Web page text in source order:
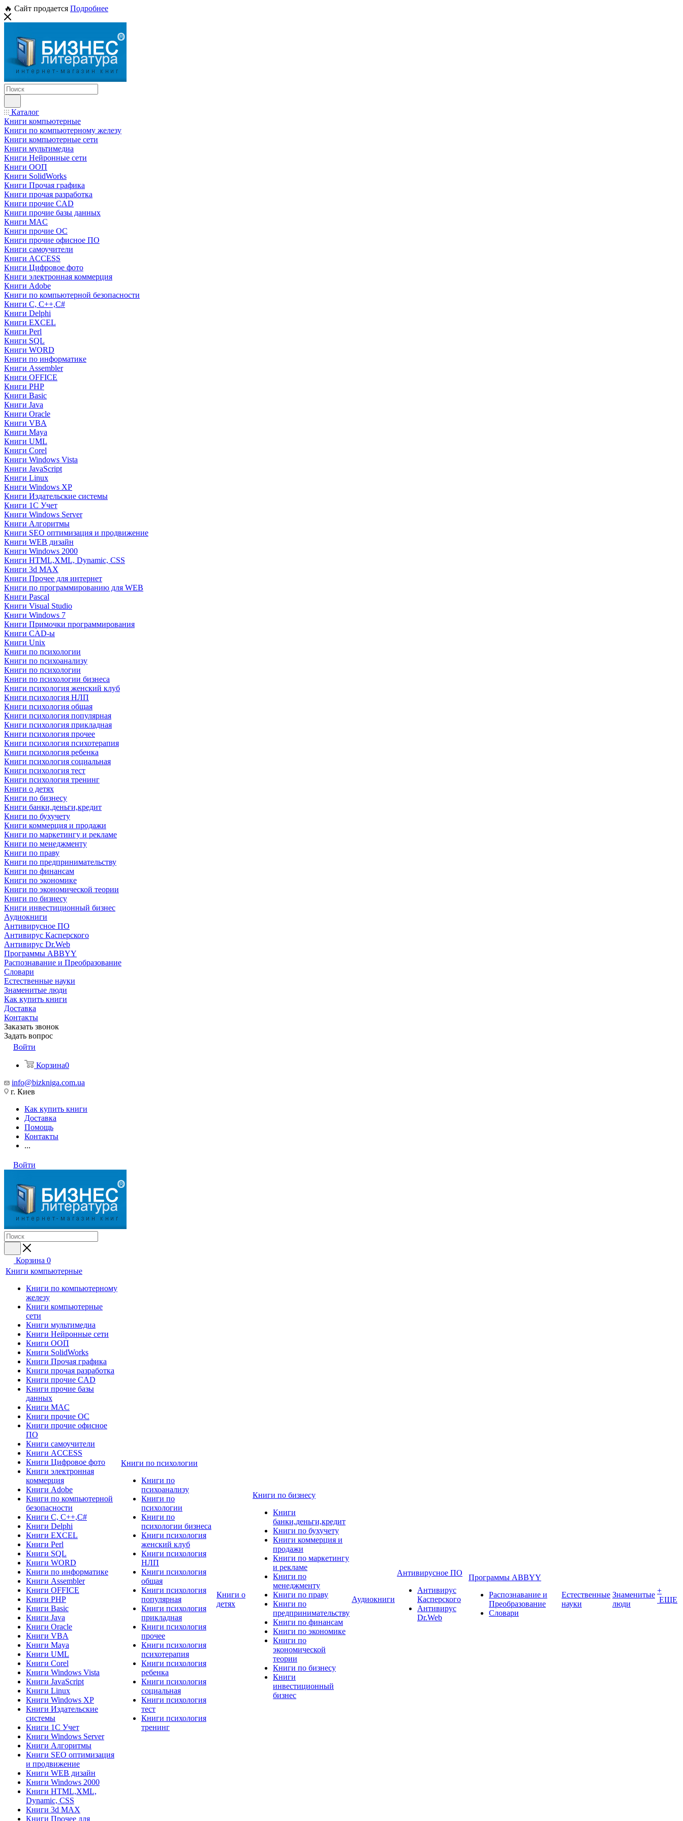
🔥 Сайт продается Подробнее
Каталог
Книги компьютерные
Книги по компьютерному железу
Книги компьютерные сети
Книги мультимедиа
Книги Нейронные сети
Книги ООП
Книги SolidWorks
Книги Прочая графика
Книги прочая разработка
Книги прочие CAD
Книги прочие базы данных
Книги MAC
Книги прочие ОС
Книги прочие офисное ПО
Книги самоучители
Книги ACCESS
Книги Цифровое фото
Книги электронная коммерция
Книги Adobe
Книги по компьютерной безопасности
Книги C, C++,С#
Книги Delphi
Книги EXCEL
Книги Perl
Книги SQL
Книги WORD
Книги по информатике
Книги Assembler
Книги OFFICE
Книги PHP
Книги Basic
Книги Java
Книги Oracle
Книги VBA
Книги Maya
Книги UML
Книги Corel
Книги Windows Vista
Книги JavaScript
Книги Linux
Книги Windows XP
Книги Издательские системы
Книги 1C Учет
Книги Windows Server
Книги Алгоритмы
Книги SEO оптимизация и продвижение
Книги WEB дизайн
Книги Windows 2000
Книги HTML,XML, Dynamic, CSS
Книги 3d MAX
Книги Прочее для интернет
Книги по программированию для WEB
Книги Pascal
Книги Visual Studio
Книги Windows 7
Книги Примочки программирования
Книги CAD-ы
Книги Unix
Книги по психологии
Книги по психоанализу
Книги по психологии
Книги по психологии бизнеса
Книги психология женский клуб
Книги психология НЛП
Книги психология общая
Книги психология популярная
Книги психология прикладная
Книги психология прочее
Книги психология психотерапия
Книги психология ребенка
Книги психология социальная
Книги психология тест
Книги психология тренинг
Книги о детях
Книги по бизнесу
Книги банки,деньги,кредит
Книги по бухучету
Книги коммерция и продажи
Книги по маркетингу и рекламе
Книги по менеджменту
Книги по праву
Книги по предпринимательству
Книги по финансам
Книги по экономике
Книги по экономической теории
Книги по бизнесу
Книги инвестиционный бизнес
Аудиокниги
Антивирусное ПО
Антивирус Касперского
Антивирус Dr.Web
Программы ABBYY
Распознавание и Преобразование
Словари
Естественные науки
Знаменитые люди
Как купить книги
Доставка
Контакты
Заказать звонок
Задать вопрос
Войти
Корзина0
info@bizkniga.com.ua
г. Киев
Как купить книги
Доставка
Помощь
Контакты
...
Войти
Корзина 0
Книги компьютерные
Книги по компьютерному
железу
Книги компьютерные
сети
Книги мультимедиа
Книги Нейронные сети
Книги ООП
Книги SolidWorks
Книги Прочая графика
Книги прочая разработка
Книги прочие CAD
Книги прочие базы
данных
Книги MAC
Книги прочие ОС
Книги прочие офисное
ПО
Книги самоучители
Книги ACCESS
Книги Цифровое фото
Книги электронная
коммерция
Книги Adobe
Книги по компьютерной
безопасности
Книги C, C++,С#
Книги Delphi
Книги EXCEL
Книги Perl
Книги SQL
Книги WORD
Книги по информатике
Книги Assembler
Книги OFFICE
Книги PHP
Книги Basic
Книги Java
Книги Oracle
Книги VBA
Книги Maya
Книги UML
Книги Corel
Книги Windows Vista
Книги JavaScript
Книги Linux
Книги Windows XP
Книги Издательские
системы
Книги 1C Учет
Книги Windows Server
Книги Алгоритмы
Книги SEO оптимизация
и продвижение
Книги WEB дизайн
Книги Windows 2000
Книги HTML,XML,
Dynamic, CSS
Книги 3d MAX
Книги Прочее для
Книги по психологии
Книги по
психоанализу
Книги по
психологии
Книги по
психологии бизнеса
Книги психология
женский клуб
Книги психология
НЛП
Книги психология
общая
Книги психология
популярная
Книги психология
прикладная
Книги психология
прочее
Книги психология
психотерапия
Книги психология
ребенка
Книги психология
социальная
Книги психология
тест
Книги психология
тренинг
Книги о
детях
Книги по бизнесу
Книги
банки,деньги,кредит
Книги по бухучету
Книги коммерция и
продажи
Книги по маркетингу
и рекламе
Книги по
менеджменту
Книги по праву
Книги по
предпринимательству
Книги по финансам
Книги по экономике
Книги по
экономической
теории
Книги по бизнесу
Книги
инвестиционный
бизнес
Аудиокниги
Антивирусное ПО
Антивирус
Касперского
Антивирус
Dr.Web
Программы ABBYY
Распознавание и
Преобразование
Словари
Естественные
науки
Знаменитые
люди
+
ЕЩЕ